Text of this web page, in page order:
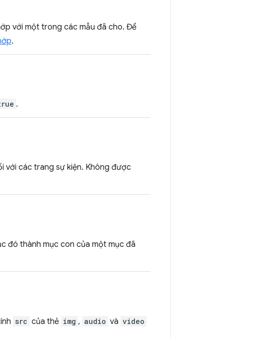
với một trong các mẫu đã cho. Để
.
.
với các trang sự kiện. Không được
đó thành mục con của một mục đã
src của thẻ img , audio và video